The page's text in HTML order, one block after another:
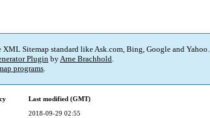
Sitemap standard like Ask.com, Bing, Google and Yahoo.
Plugin byArne Brachhold.
programs.
Last modified (GMT)
2018-09-29 02:55